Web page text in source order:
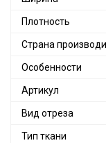
Плотность
Страна
Особенности
Артикул
Вид отреза
Тип ткани